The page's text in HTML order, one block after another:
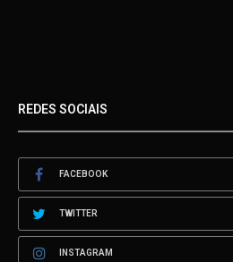
REDES SOCIAIS
FACEBOOK
TWITTER
INSTAGRAM